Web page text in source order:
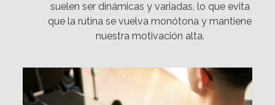
suelen ser dinámicas y variadas, lo que evita
que la rutina se vuelva monótona y mantiene
nuestra motivación alta.